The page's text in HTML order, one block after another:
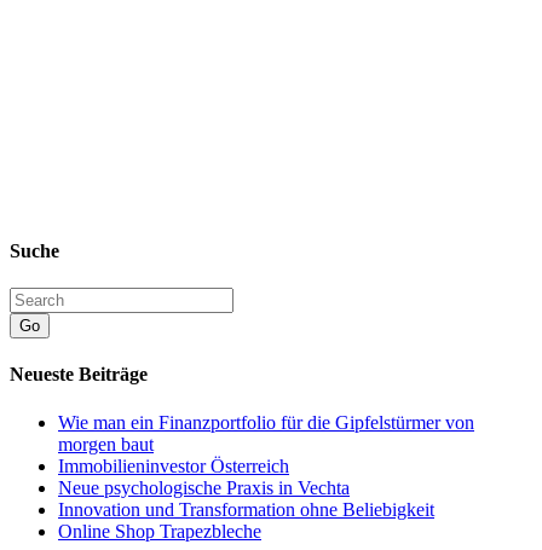
Suche
Go
Neueste Beiträge
Wie man ein Finanzportfolio für die Gipfelstürmer von
morgen baut
Immobilieninvestor Österreich
Neue psychologische Praxis in Vechta
Innovation und Transformation ohne Beliebigkeit
Online Shop Trapezbleche